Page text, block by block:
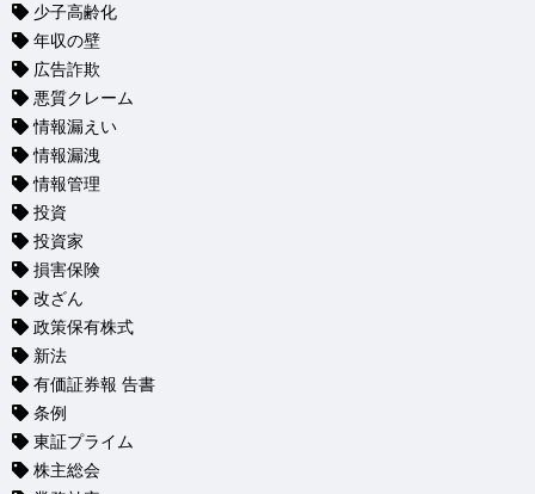
少子高齢化
年収の壁
広告詐欺
悪質クレーム
情報漏えい
情報漏洩
情報管理
投資
投資家
損害保険
改ざん
政策保有株式
新法
有価証券報 告書
条例
東証プライム
株主総会